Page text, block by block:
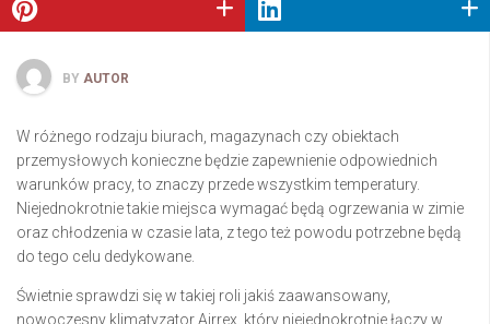
BY AUTOR
W różnego rodzaju biurach, magazynach czy obiektach
przemysłowych konieczne będzie zapewnienie odpowiednich
warunków pracy, to znaczy przede wszystkim temperatury.
Niejednokrotnie takie miejsca wymagać będą ogrzewania w zimie
oraz chłodzenia w czasie lata, z tego też powodu potrzebne będą
do tego celu dedykowane.
Świetnie sprawdzi się w takiej roli jakiś zaawansowany,
nowoczesny klimatyzator Airrex, który niejednokrotnie łączy w